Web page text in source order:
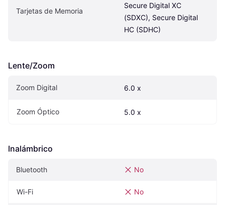
Tarjetas de Memoria
Secure Digital XC
(SDXC), Secure Digital
HC (SDHC)
Lente/Zoom
Zoom Digital 6.0 x
Zoom Óptico 5.0 x
Inalámbrico
Bluetooth No
Wi-Fi No